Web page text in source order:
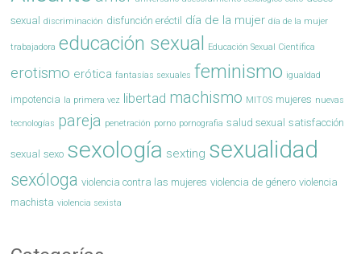
sexual
discriminación disfunción eréctil día de la mujer día de la mujer
trabajadora educación sexual Educación Sexual Científica
erotismo erótica fantasías sexuales feminismo igualdad
impotencia la primera vez libertad machismo MITOS mujeres nuevas
tecnologías pareja penetración porno pornografia salud sexual satisfacción
sexual sexo sexología sexting sexualidad
sexóloga violencia contra las mujeres violencia de género violencia
machista violencia sexista